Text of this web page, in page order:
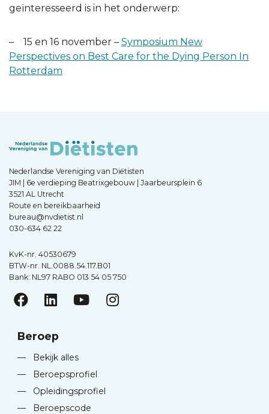
geïnteresseerd is in het onderwerp:
– 15 en 16 november – Symposium New
Perspectives on Best Care for the Dying Person In
Rotterdam
Nederlandse Vereniging van Diëtisten
JIM | 6e verdieping Beatrixgebouw | Jaarbeursplein 6
3521 AL Utrecht
Route en bereikbaarheid
bureau@nvdietist.nl
030-634 62 22
KvK-nr. 40530679
BTW-nr. NL.0088.54.117.B01
Bank: NL97 RABO 013 54 05 750
Beroep
—
Bekijk alles
—
Beroepsprofiel
—
Opleidingsprofiel
—
Beroepscode